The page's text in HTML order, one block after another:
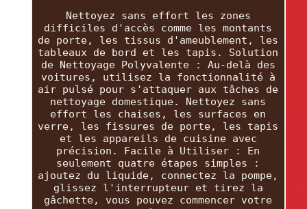
Nettoyez sans effort les zones
difficiles d'accès comme les montants
de porte, les tissus d'ameublement, les
tableaux de bord et les tapis. Solution
de Nettoyage Polyvalente : Au-delà des
voitures, utilisez la fonctionnalité à
air pulsé pour s'attaquer aux tâches de
nettoyage domestique. Nettoyez sans
effort les chaises, les surfaces en
verre, les fissures de porte, les tapis
et les appareils de cuisine avec
précision. Facile à Utiliser : En
seulement quatre étapes simples :
ajoutez du liquide, connectez la pompe,
glissez l'interrupteur et tirez la
gâchette, vous pouvez commencer votre